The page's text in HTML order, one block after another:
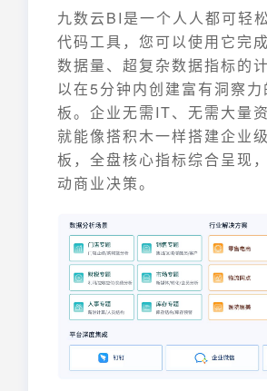
九数云BI是一个人人都可轻
代码工具，您可以使用它完
数据量、超复杂数据指标的
以在5分钟内创建富有洞察力
板。企业无需IT、无需大量资
就能像搭积木一样搭建企业
板，全盘核心指标综合呈现
动商业决策。